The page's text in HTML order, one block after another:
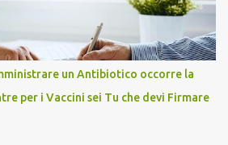
un Antibiotico occorre la
per i Vaccini sei Tu che devi Firmare